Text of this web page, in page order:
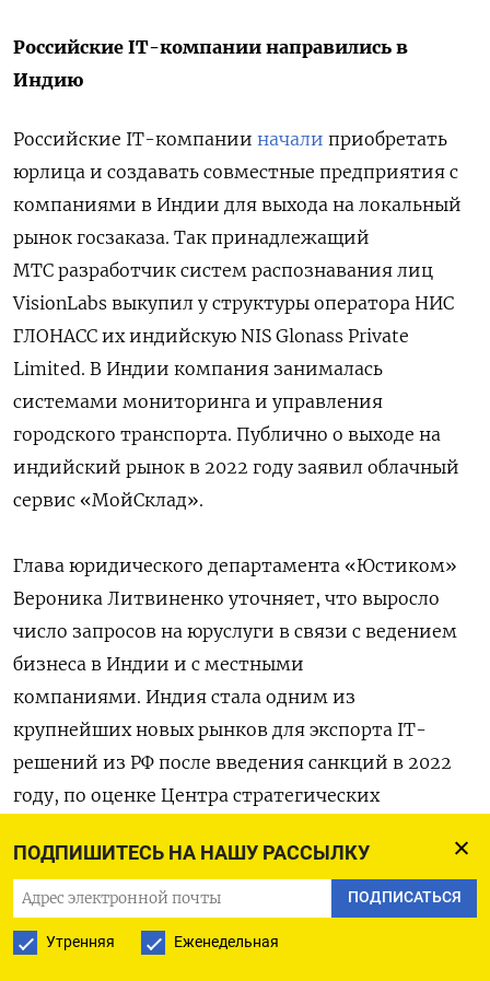
ПОДПИШИТЕСЬ НА НАШУ РАССЫЛКУ
ПОДПИСАТЬСЯ
Утренняя Еженедельная
Российские IT-компании направились в
Индию
Российские IT-компании начали приобретать
юрлица и создавать совместные предприятия с
компаниями в Индии для выхода на локальный
рынок госзаказа. Так принадлежащий
МТС разработчик систем распознавания лиц
VisionLabs выкупил у структуры оператора НИС
ГЛОНАСС их индийскую NIS Glonass Private
Limited. В Индии компания занималась
системами мониторинга и управления
городского транспорта. Публично о выходе на
индийский рынок в 2022 году заявил облачный
сервис «МойСклад».
Глава юридического департамента «Юстиком»
Вероника Литвиненко уточняет, что выросло
число запросов на юруслуги в связи с ведением
бизнеса в Индии и с местными
компаниями. Индия стала одним из
крупнейших новых рынков для экспорта IT-
решений из РФ после введения санкций в 2022
году, по оценке Центра стратегических
присутствуют, в частности, «Геоскан»,
«Квантовые коммуникации», «Скаут»,
ассоциация технологических компаний ИТЭРА.
С 2022 года многие компании стали выходить в